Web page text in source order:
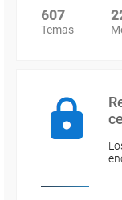
607
Temas